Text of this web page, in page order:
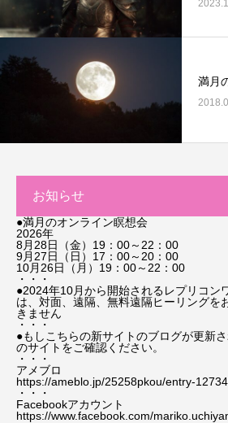
満月
お知らせ
●満月のオンライン瞑想会
2026年
8月28日（金）19：00～22：00
9月27日（日）17：00～20：00
10月26日（月）19：00～22：00
・・・
●2024年10月から開始されるレプリコン
は、対面、遠隔、無料遠隔ヒーリングを
きません
・・・
●もしこちらの新サイトのブログが更新
のサイトをご確認ください。
・・・
アメブロ
https://ameblo.jp/25258pkou/entry-
・・・
Facebookアカウント
https://www.facebook.com/